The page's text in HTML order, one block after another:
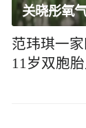
关晓彤氧
范玮琪一家
11岁双胞